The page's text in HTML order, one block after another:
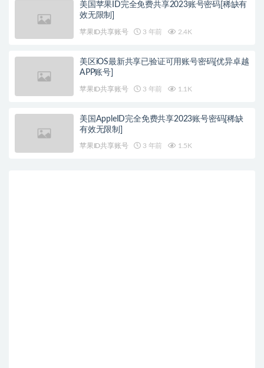
美国苹果ID完全免费共享2023账号密码[稀缺有
效无限制]
苹果ID共享账号 3 年前 2.4K
美区iOS最新共享已验证可用账号密码[优异卓越
APP账号]
苹果ID共享账号 3 年前 1.1K
美国AppleID完全免费共享2023账号密码[稀缺
有效无限制]
苹果ID共享账号 3 年前 1.5K